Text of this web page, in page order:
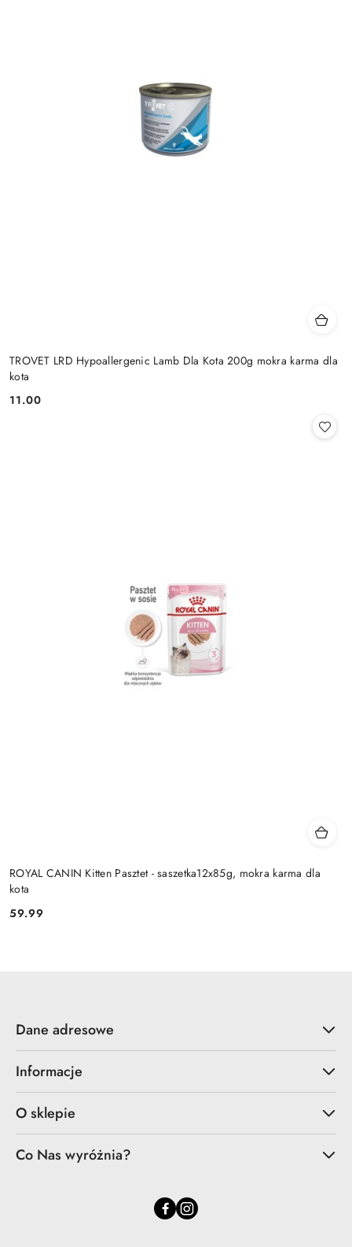
TROVET LRD Hypoallergenic Lamb Dla Kota 200g mokra karma dla
kota
Cena:
11.00
ROYAL CANIN Kitten Pasztet - saszetka12x85g, mokra karma dla
kota
Cena:
59.99
Dane adresowe
Informacje
O sklepie
Co Nas wyróżnia?